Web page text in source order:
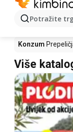
Potražite
Prepeličja
Kaufland
Konzum
Više